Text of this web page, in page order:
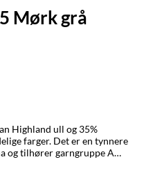
Mørk grå
Highland ull og 35%
farger. Det er en tynnere
og tilhører garngruppe A
av oppskrifter du kan